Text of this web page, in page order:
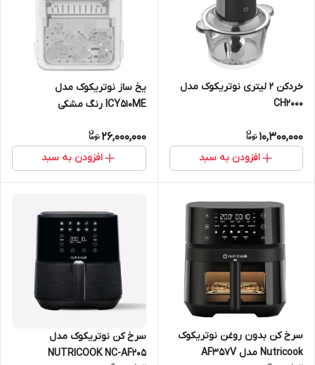
خردکن 2 لیتری نوتریکوک مدل
CH2000
10,300,000
افزودن به سبد
یخ ساز نوتریکوک مدل
ICY510ME رنگ مشکی
26,000,000
افزودن به سبد
سرخ کن بدون روغن نوتریکوک
Nutricook مدل AF357V
سرخ کن نوتریکوک مدل
NUTRICOOK NC-AF205